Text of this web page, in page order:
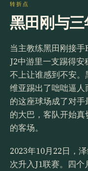
转折点
黑田刚与
当主教练黑田刚接
J2中游里一支踢得
不上让谁感到不安
维亚踢出了咄咄逼
的这座球场成了对
的大巴，客队开始
的客场。
2023年10月22日，
次升入J1联赛。四